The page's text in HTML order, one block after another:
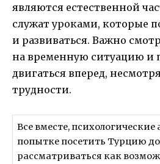
являются естественной
служат уроками, которые
и развиваться. Важно
на временную ситуацию и
двигаться вперед,
трудности.
Все вместе,
попытке посетить Турцию
рассматриваться как